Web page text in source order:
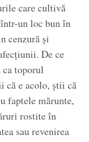
care cultivă
un loc bun în
cenzură și
De ce
toporul
că e acolo, știi că
faptele mărunte,
rostite în
sau revenirea